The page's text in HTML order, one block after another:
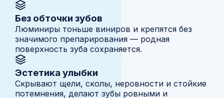
Без обточки зубов
Люминиры тоньше виниров и крепятся без
значимого препарирования — родная
поверхность зуба сохраняется.
Эстетика улыбки
Скрывают щели, сколы, неровности и стойкие
потемнения, делают зубы ровными и